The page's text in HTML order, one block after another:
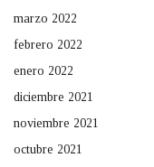
marzo 2022
febrero 2022
enero 2022
diciembre 2021
noviembre 2021
octubre 2021